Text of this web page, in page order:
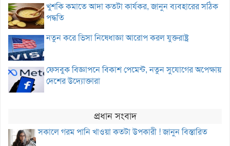
খুশকি কমাতে আদা কতটা কার্যকর, জানুন ব্যবহারের সঠিক
পদ্ধতি
নতুন করে ভিসা নিষেধাজ্ঞা আরোপ করল যুক্তরাষ্ট্র
ফেসবুক বিজ্ঞাপনে বিকাশ পেমেন্ট, নতুন সুযোগের অপেক্ষায়
দেশের উদ্যোক্তারা
প্রধান সংবাদ
সকালে গরম পানি খাওয়া কতটা উপকারী ! জানুন বিস্তারিত